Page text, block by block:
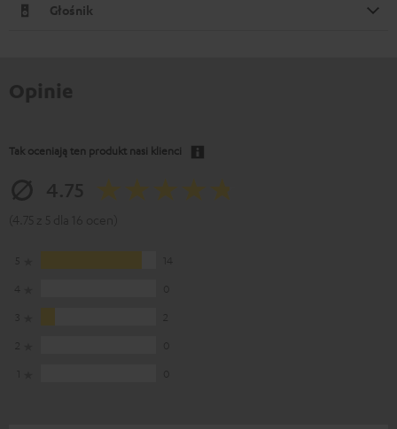
Głośnik
Tak oceniają ten produkt nasi klienci